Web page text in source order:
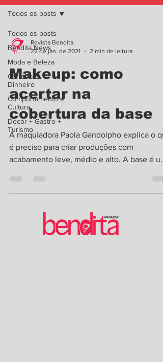
Todos os posts
Bendita News
Moda e Beleza
Carreira e
Dinheiro
Comportamento e
Cultura
Decor + Gastro +
Turismo
Todos os posts
Revista Bendita
22 de jan. de 2021
2 min de leitura
Makeup: como
acertar na
cobertura da base
A maquiadora Paola Gandolpho explica o
é preciso para criar produções com
acabamento leve, médio e alto. A base é um